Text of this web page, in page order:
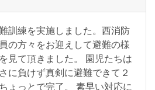
訓練を実施しました。西消防
の方々をお迎えして避難の様
見て頂きました。 園児たちは
に負けず真剣に避難できて２
ょっとで完了。 素早い対応に